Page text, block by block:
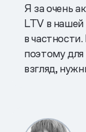
Я за очень
LTV в
в
поэтому
взгляд,